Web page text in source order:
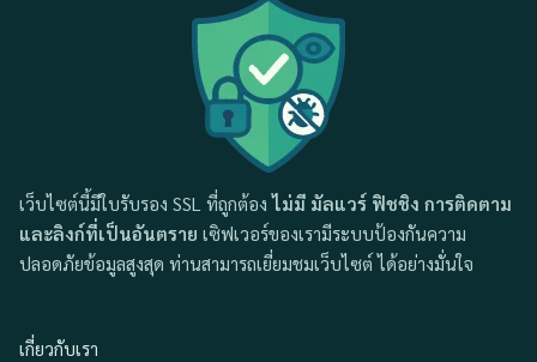
เว็บไซต์นี้มีใบรับรอง SSL ที่ถูกต้องไม่มี มัลแวร์ ฟิชชิง การติดตาม
และลิงก์ที่เป็นอันตราย เซิฟเวอร์ของเรามีระบบป้องกันความ
ปลอดภัยข้อมูลสูงสุด ท่านสามารถเยี่ยมชมเว็บไซต์ ได้อย่างมั่นใจ
เกี่ยวกับเรา